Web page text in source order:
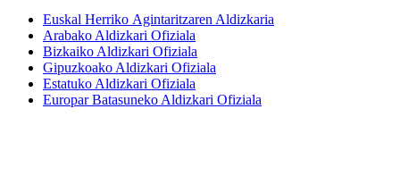
Euskal Herriko Agintaritzaren Aldizkaria
Arabako Aldizkari Ofiziala
Bizkaiko Aldizkari Ofiziala
Gipuzkoako Aldizkari Ofiziala
Estatuko Aldizkari Ofiziala
Europar Batasuneko Aldizkari Ofiziala